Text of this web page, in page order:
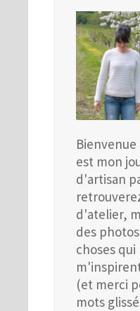
est mon
d'artisan
d'atelier,
des
choses
(et merci
mots